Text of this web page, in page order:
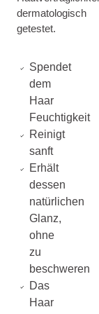
dermatologisch
getestet.
Spendet
dem
Haar
Feuchtigkeit
Reinigt
sanft
Erhält
dessen
natürlichen
Glanz,
ohne
zu
beschweren
Das
Haar